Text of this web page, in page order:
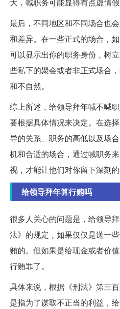
大，喊职务可能显得有点虚情假
最后，不同地区和不同场合也
和差异。在一些正式的场合，
可以显示出你的职务身份，树
些私下的聚会或者非正式场合
和不自然。
综上所述，给领导拜年喊不喊
要根据具体情况来决定。在选
导的关系、职务的高低以及场
机和合适的场合，通过喊职务
视，才能让他们对你留下深刻的
给领导拜年算行贿吗
很多人关心的问题是，给领导
法》的规定，如果仅仅是送一
贿的。但如果是给现金或者价
行贿罪了。
具体来说，根据《刑法》第三
是指为了谋取不正当的利益，